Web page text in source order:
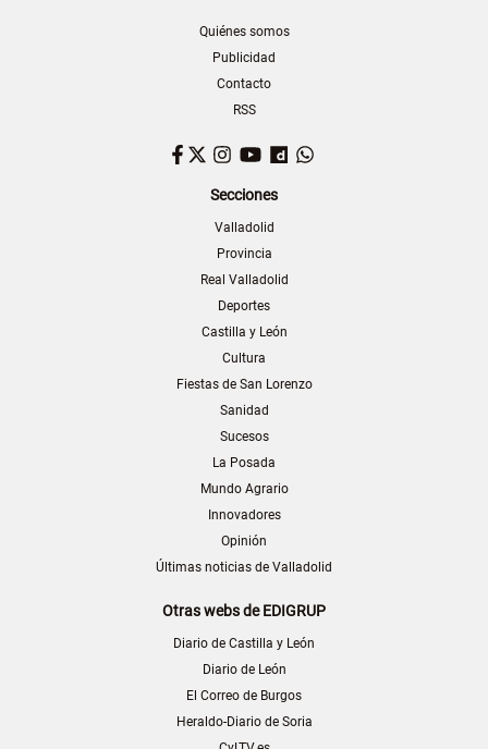
Quiénes somos
Publicidad
Contacto
RSS
Facebook
TwitterInstagram
YouTubeDailymotion
Secciones
Valladolid
Provincia
Real Valladolid
Deportes
Castilla y León
Cultura
Fiestas de San Lorenzo
Sanidad
Sucesos
La Posada
Mundo Agrario
Innovadores
Opinión
Últimas noticias de Valladolid
Otras webs de EDIGRUP
Diario de Castilla y León
Diario de León
El Correo de Burgos
Heraldo-Diario de Soria